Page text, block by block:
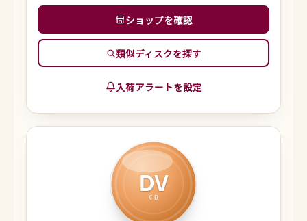
ショップを確認
類似ディスクを探す
入荷アラートを設定
DV
CD